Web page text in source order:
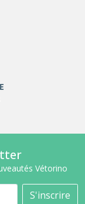
Vétorino
S'inscrire